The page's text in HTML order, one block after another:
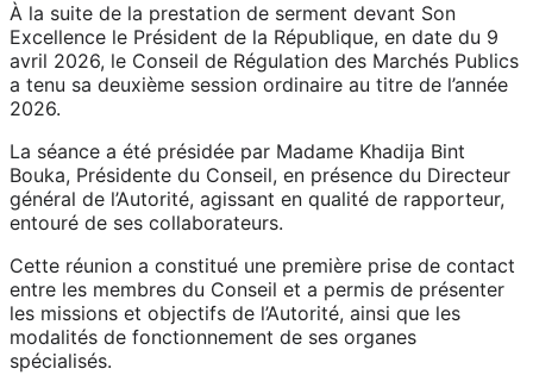
À la suite de la prestation de serment devant Son
Excellence le Président de la République, en date du 9
avril 2026, le Conseil de Régulation des Marchés Publics
a tenu sa deuxième session ordinaire au titre de l’année
2026.
La séance a été présidée par Madame Khadija Bint
Bouka, Présidente du Conseil, en présence du Directeur
général de l’Autorité, agissant en qualité de rapporteur,
entouré de ses collaborateurs.
Cette réunion a constitué une première prise de contact
entre les membres du Conseil et a permis de présenter
les missions et objectifs de l’Autorité, ainsi que les
modalités de fonctionnement de ses organes
spécialisés.